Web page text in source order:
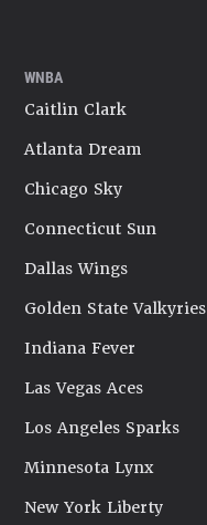
WNBA
Caitlin Clark
Atlanta Dream
Chicago Sky
Connecticut Sun
Dallas Wings
Golden State Valkyries
Indiana Fever
Las Vegas Aces
Los Angeles Sparks
Minnesota Lynx
New York Liberty